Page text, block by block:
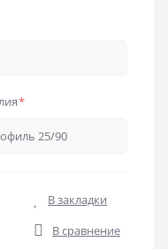
*
В закладки
В сравнение